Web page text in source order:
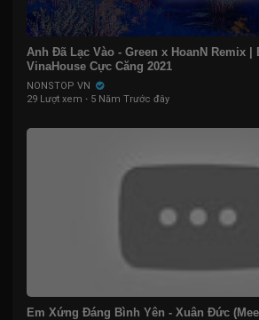
Anh Đã Lạc Vào - Green x HoanN Remix |
VinaHouse Cực Căng 2021
NONSTOP VN
29 Lượt xem · 5 Năm Trước đây
Em Xứng Đáng Bình Yên - Xuân Đức